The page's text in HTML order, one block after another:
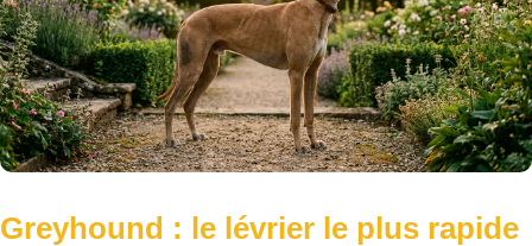
Greyhound : le lévrier le plus rapide